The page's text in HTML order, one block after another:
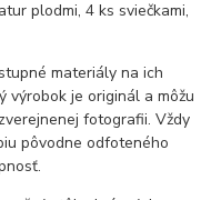
plodmi, 4 ks sviečkami,
materiály na ich
výrobok je originál a môžu
fotografii. Vždy
pôvodne odfoteného